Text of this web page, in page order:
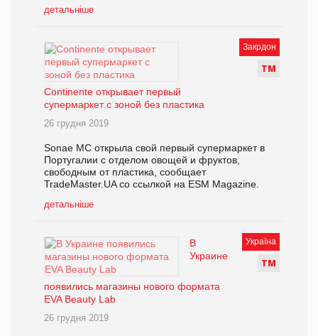
детальніше
Закрдон
ТМ
Continente открывает первый
супермаркет с зоной без пластика
26 грудня 2019
Sonae MC открыла свой первый супермаркет в
Португалии с отделом овощей и фруктов,
свободным от пластика, сообщает
TradeMaster.UA со ссылкой на ESM Magazine.
детальніше
Україна
ТМ
В
Украине
появились магазины нового формата
EVA Beauty Lab
26 грудня 2019